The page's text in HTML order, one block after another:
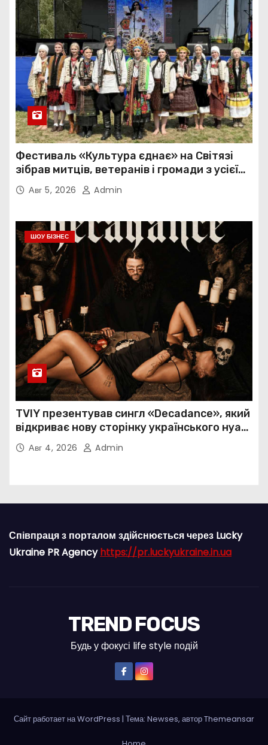
Фестиваль «Культура єднає» на Світязі
зібрав митців, ветеранів і громади з усієї
України
Авг 5, 2026 Admin
ШОУ БІЗНЕС
TVIY презентував сингл «Decadance», який
відкриває нову сторінку українського нуар-
попуАвг 4, 2026 Admin
Співпраця з порталом здійснюється через Lucky
Ukraine PR Agencyhttps://pr.luckyukraine.in.ua
TREND FOCUS
Будь у фокусі life style подій
Сайт работает на WordPress | Тема: Newses, авторThemeansar